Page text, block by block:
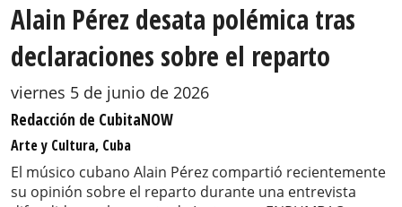
Alain Pérez desata polémica tras
declaraciones sobre el reparto
viernes 5 de junio de 2026
Redacción de CubitaNOW
Arte y Cultura, Cuba
El músico cubano Alain Pérez compartió recientemente
su opinión sobre el reparto durante una entrevista